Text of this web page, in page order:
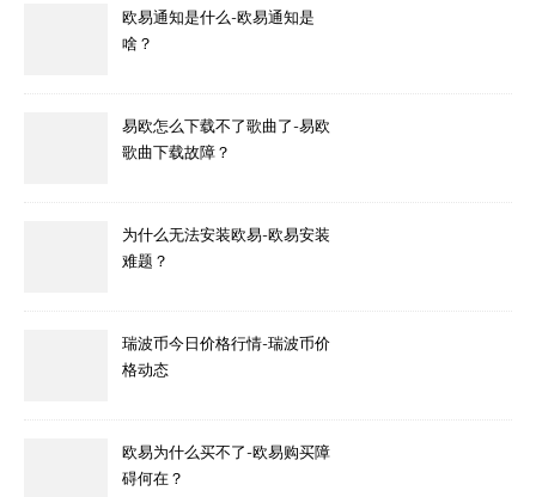
欧易通知是什么-欧易通知是
啥？
易欧怎么下载不了歌曲了-易欧
歌曲下载故障？
为什么无法安装欧易-欧易安装
难题？
瑞波币今日价格行情-瑞波币价
格动态
欧易为什么买不了-欧易购买障
碍何在？